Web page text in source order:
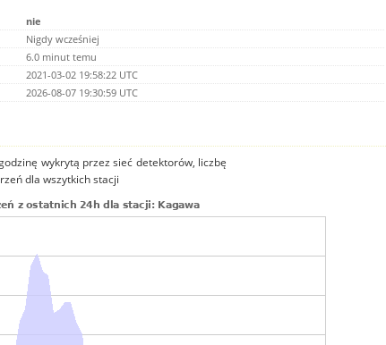
nie
Nigdy wcześniej
6.0 minut temu
2021-03-02 19:58:22 UTC
2026-08-07 19:30:59 UTC
wykrytą przez sieć detektorów, liczbę
dla wszytkich stacji